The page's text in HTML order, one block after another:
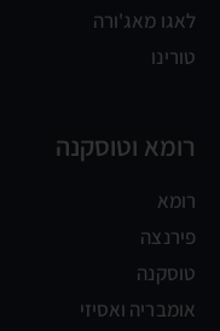
לאגו מאג'ורה
טורינו
רומא וטוסקנה
רומא
פירנצה
טוסקנה
אומבריה ואסיזי